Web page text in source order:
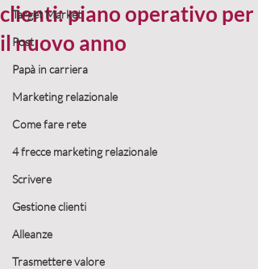
Target Market
Post
Papà in carriera
Marketing relazionale
Come fare rete
4 frecce marketing relazionale
Scrivere
Gestione clienti
Alleanze
Trasmettere valore
clienti: piano operativo per
il nuovo anno